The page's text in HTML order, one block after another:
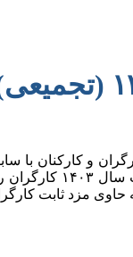
و کارکنان با
کارگاه، علاوه بر حداقل